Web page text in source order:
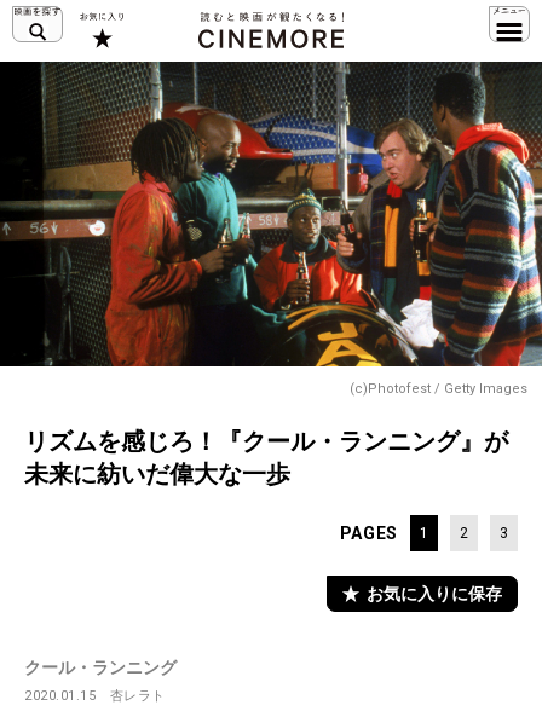
(c)Photofest / Getty Images
リズムを感じろ！『クール・ランニング』が
未来に紡いだ偉大な一歩
PAGES 1 2 3
お気に入りに保存
クール・ランニング
2020.01.15 杏レラト